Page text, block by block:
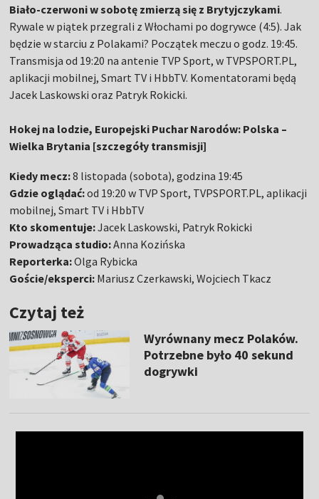
Biało-czerwoni w sobotę zmierzą się z Brytyjczykami.
Rywale w piątek przegrali z Włochami po dogrywce (4:5). Jak
będzie w starciu z Polakami? Początek meczu o godz. 19:45.
Transmisja od 19:20 na antenie TVP Sport, w TVPSPORT.PL,
aplikacji mobilnej, Smart TV i HbbTV. Komentatorami będą
Jacek Laskowski oraz Patryk Rokicki.
Hokej na lodzie, Europejski Puchar Narodów: Polska –
Wielka Brytania [szczegóły transmisji]
Kiedy mecz:8 listopada (sobota), godzina 19:45
Gdzie oglądać:od 19:20 w TVP Sport, TVPSPORT.PL, aplikacji
mobilnej, Smart TV i HbbTV
Kto skomentuje:Jacek Laskowski, Patryk Rokicki
Prowadząca studio:Anna Kozińska
Reporterka:Olga Rybicka
Goście/eksperci: Mariusz Czerkawski, Wojciech Tkacz
Czytaj też
Wyrównany mecz Polaków.
Potrzebne było 40 sekund
dogrywki